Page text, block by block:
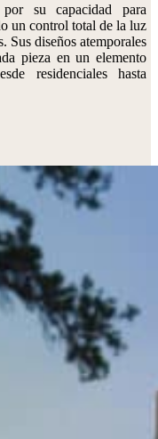
su capacidad para
un control total de la luz
Sus diseños atemporales
pieza en un elemento
residenciales hasta